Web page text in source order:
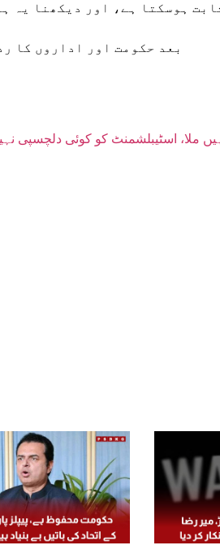
ہوسکتا ہے، اور دیکھنا یہ
بعد حکومت اور اداروں کا
ملا، اسٹیبلشمنٹ کو کوئی دلچسپی